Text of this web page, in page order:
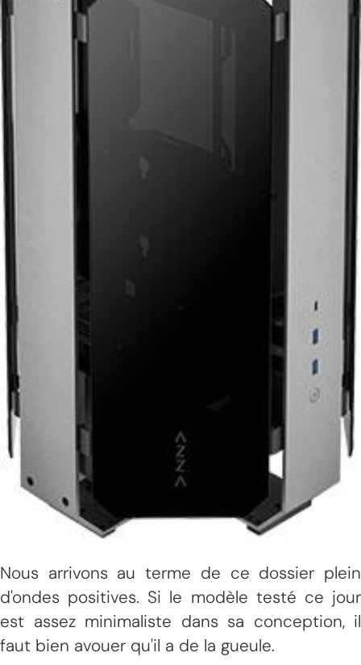
Nous arrivons au terme de ce dossier plein
d'ondes positives. Si le modèle testé ce jour
est assez minimaliste dans sa conception, il
faut bien avouer qu'il a de la gueule.